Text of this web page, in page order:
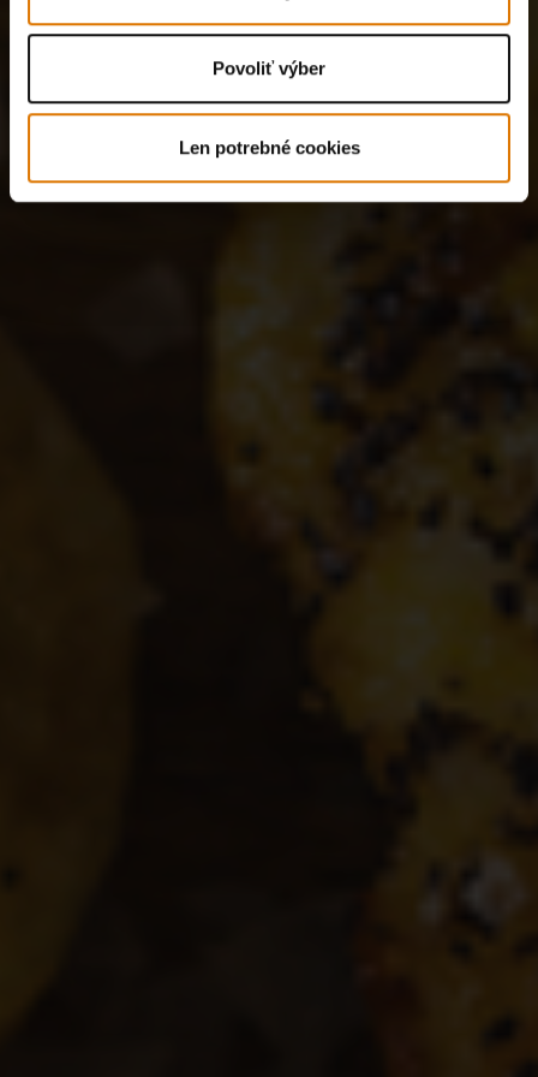
Povoliť výber
Len potrebné cookies